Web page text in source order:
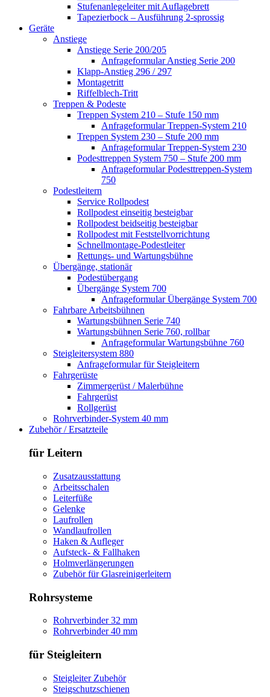
Stufenanlegeleiter mit Auflagebrett
Tapezierbock – Ausführung 2-sprossig
Geräte
Anstiege
Anstiege Serie 200/205
Anfrageformular Anstieg Serie 200
Klapp-Anstieg 296 / 297
Montagetritt
Riffelblech-Tritt
Treppen & Podeste
Treppen System 210 – Stufe 150 mm
Anfrageformular Treppen-System 210
Treppen System 230 – Stufe 200 mm
Anfrageformular Treppen-System 230
Podesttreppen System 750 – Stufe 200 mm
Anfrageformular Podesttreppen-System
750
Podestleitern
Service Rollpodest
Rollpodest einseitig besteigbar
Rollpodest beidseitig besteigbar
Rollpodest mit Feststellvorrichtung
Schnellmontage-Podestleiter
Rettungs- und Wartungsbühne
Übergänge, stationär
Podestübergang
Übergänge System 700
Anfrageformular Übergänge System 700
Fahrbare Arbeitsbühnen
Wartungsbühnen Serie 740
Wartungsbühnen Serie 760, rollbar
Anfrageformular Wartungsbühne 760
Steigleitersystem 880
Anfrageformular für Steigleitern
Fahrgerüste
Zimmergerüst / Malerbühne
Fahrgerüst
Rollgerüst
Rohrverbinder-System 40 mm
Zubehör / Ersatzteile
für Leitern
Zusatzausstattung
Arbeitsschalen
Leiterfüße
Gelenke
Laufrollen
Wandlaufrollen
Haken & Aufleger
Aufsteck- & Fallhaken
Holmverlängerungen
Zubehör für Glasreinigerleitern
Rohrsysteme
Rohrverbinder 32 mm
Rohrverbinder 40 mm
für Steigleitern
Steigleiter Zubehör
Steigschutzschienen